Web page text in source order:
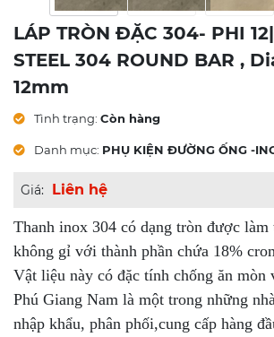
LÁP TRÒN ĐẶC 304- PHI
STEEL 304 ROUND BAR ,
12mm
Tình trạng: Còn hàng
Danh mục: PHỤ KIỆN ĐƯỜNG ỐNG -
Giá: Liên hệ
Thanh inox 304 có dạng tròn được
không gỉ với thành phần chứa 18%
Vật liệu này có đặc tính chống ăn mòn
Phú Giang Nam là một trong những
nhập khẩu, phân phối,cung cấp hàng